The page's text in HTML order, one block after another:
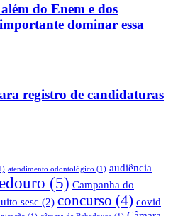
do Enem e dos
dominar essa
registro de candidaturas
atendimento odontológico (1) audiência
(5) Campanha do
sesc (2) concurso (4) covid